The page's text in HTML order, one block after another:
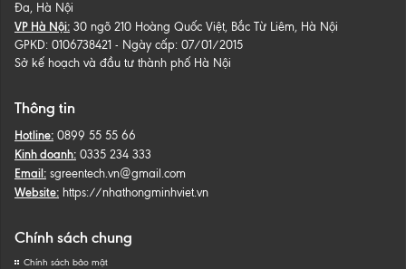
Đa, Hà Nội
VP Hà Nội: 30 ngõ 210 Hoàng Quốc Việt, Bắc Từ Liêm, Hà Nội
GPKD: 0106738421 - Ngày cấp: 07/01/2015
Sở kế hoạch và đầu tư thành phố Hà Nội
Thông tin
Hotline: 0899 55 55 66
Kinh doanh: 0335 234 333
Email: sgreentech.vn@gmail.com
Website: https://nhathongminhviet.vn
Chính sách chung
Chính sách bảo mật